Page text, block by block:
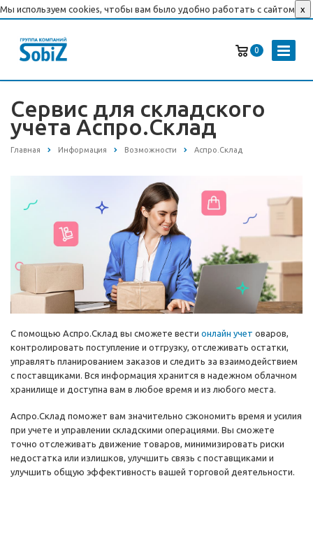
Мы используем cookies, чтобы вам было удобно работать с сайтом x
0
Сервис для складского
учета Аспро.Склад
Главная Информация Возможности Аспро.Склад
С помощью Аспро.Склад вы сможете вести онлайн учет оваров,
контролировать поступление и отгрузку, отслеживать остатки,
управлять планированием заказов и следить за взаимодействием
с поставщиками. Вся информация хранится в надежном облачном
хранилище и доступна вам в любое время и из любого места.
Аспро.Склад поможет вам значительно сэкономить время и усилия
при учете и управлении складскими операциями. Вы сможете
точно отслеживать движение товаров, минимизировать риски
недостатка или излишков, улучшить связь с поставщиками и
улучшить общую эффективность вашей торговой деятельности.